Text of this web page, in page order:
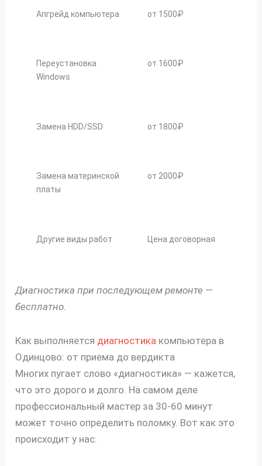
Апгрейд компьютера от 1500₽
Переустановка
Windows
от 1600₽
Замена HDD/SSD от 1800₽
Замена материнской
платы
от 2000₽
Другие виды работ Цена договорная
Диагностика при последующем ремонте —
бесплатно.
Как выполняется диагностика компьютера в
Одинцово: от приема до вердикта
Многих пугает слово «диагностика» — кажется,
что это дорого и долго. На самом деле
профессиональный мастер за 30-60 минут
может точно определить поломку. Вот как это
происходит у нас: